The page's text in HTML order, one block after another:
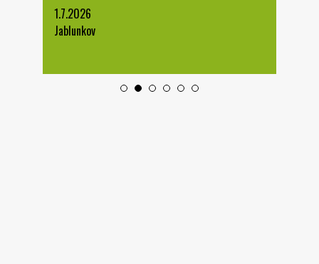
1.7.2026
Jablunkov